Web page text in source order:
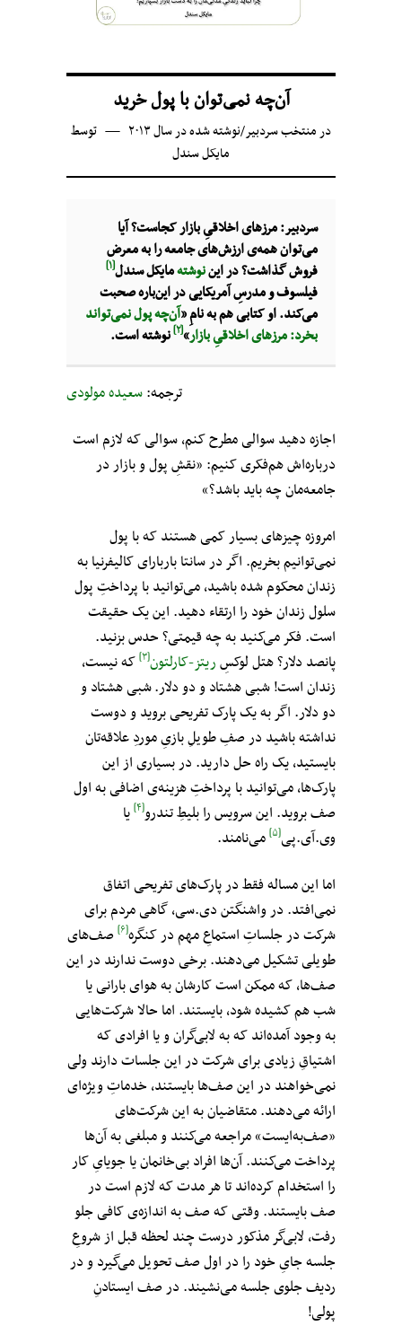
آن‌چه نمی‌توان با پول خرید
درمنتخب سردبیر/نوشته شده در سال ۲۰۱۳
توسط
مایکل سندل
سردبیر: مرزهای اخلاقیِ بازار کجاست؟ آیا
می‌توان همه‌ی ارزش‌های جامعه را به معرض
فروش گذاشت؟ در ایننوشته‌مایکل سندل[۱]
فیلسوف و مدرسِ آمریکایی در این‌باره صحبت
می‌کند. او کتابی هم به نامِ «آن‌چه پول نمی‌تواند
بخرد: مرزهای اخلاقیِ بازار»[۲]نوشته است.
ترجمه:سعیده مولودی
اجازه دهید سوالی مطرح کنم، سوالی که لازم است
درباره‌اش هم‌فکری کنیم: «نقشِ پول و بازار در
جامعه‌مان چه باید باشد؟»
امروزه چیزهای بسیار کمی هستند که با پول
نمی‌توانیم بخریم. اگر در سانتا باربارای کالیفرنیا به
زندان محکوم شده باشید، می‌توانید با پرداختِ پول
سلول زندان خود را ارتقاء دهید. این یک حقیقت
است. فکر می‌کنید به چه قیمتی؟ حدس بزنید.
پانصد دلار؟ هتل لوکسِریتز-کارلتون[۳] که نیست،
زندان است! شبی هشتاد و دو دلار. شبی هشتاد و
دو دلار. اگر به یک پارک تفریحی بروید و دوست
نداشته باشید در صفِ طویلِ بازیِ موردِ علاقه‌تان
بایستید، یک راه حل دارید. در بسیاری از این
پارک‌ها، می‌توانید با پرداختِ هزینه‌ی اضافی به اول
صف بروید. این سرویس را بلیطِ تندرو[۴] یا
وی.آی.پی[۵] می‌نامند.
اما این مساله فقط در پارک‌های تفریحی اتفاق
نمی‌افتد. در واشنگتن دی.سی، گاهی مردم برای
شرکت در جلساتِ استماعِ مهم در کنگره[۶] صف‌های
طویلی تشکیل می‌دهند. برخی دوست ندارند در این
صف‌ها، که ممکن است کارشان به هوای بارانی یا
شب هم کشیده شود، بایستند. اما حالا شرکت‌هایی
به وجود آمده‌اند که به لابی‌گران و یا افرادی که
اشتیاقِ زیادی برای شرکت در این جلسات دارند ولی
نمی‌خواهند در این صف‌ها بایستند، خدماتِ ویژه‌ای
ارائه می‌دهند. متقاضیان به این شرکت‌های
«صف‌به‌ایست» مراجعه می‌کنند و مبلغی به آن‌ها
پرداخت می‌کنند. آن‌ها افراد بی‌خانمان یا جویایِ کار
را استخدام کرده‌اند تا هر مدت که لازم است در
صف بایستند. وقتی که صف به اندازه‌ی کافی جلو
رفت، لابی‌گر مذکور درست چند لحظه‌ قبل از شروعِ
جلسه جایِ خود را در اول صف تحویل می‌گیرد و در
ردیف جلوی جلسه می‌نشیند. در صف ایستادنِ
پولی!